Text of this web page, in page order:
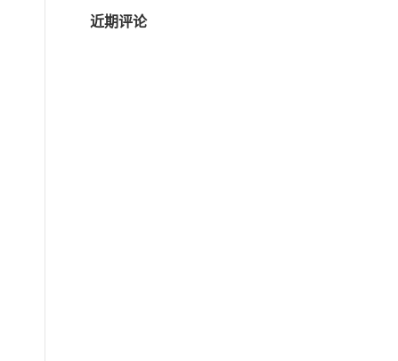
近期评论